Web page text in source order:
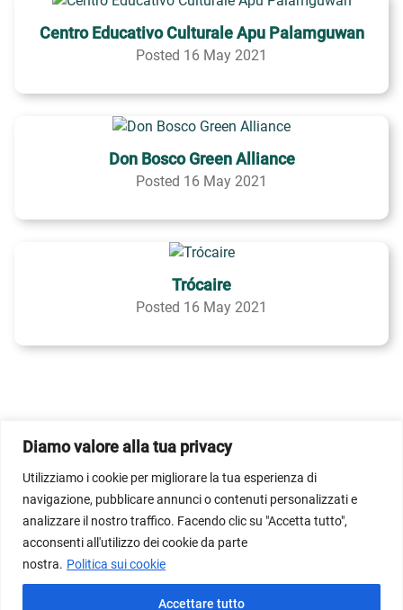
Diamo valore alla tua privacy
Utilizziamo i cookie per migliorare la tua esperienza di
navigazione, pubblicare annunci o contenuti personalizzati e
analizzare il nostro traffico. Facendo clic su "Accetta tutto",
acconsenti all'utilizzo dei cookie da parte
nostra. Politica sui cookie
Accettare tutto
Centro Educativo Culturale Apu Palamguwan
Posted 16 May 2021
Don Bosco Green Alliance
Posted 16 May 2021
Trócaire
Posted 16 May 2021
...
© Dicastero per il Servizio per lo Sviluppo Umano
Integrale 2026; Imagem do banner inicial propriedade do
Vatican News/Vatican Media.
Termini di utilizzo del servizio Normativa sulla privacy